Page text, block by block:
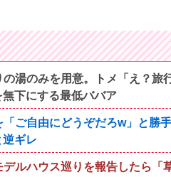
湯のみを用意。トメ「え？旅
下にする最低ババア
ご自由にどうぞだろw」と勝
ギレ
ルハウス巡りを報告したら「